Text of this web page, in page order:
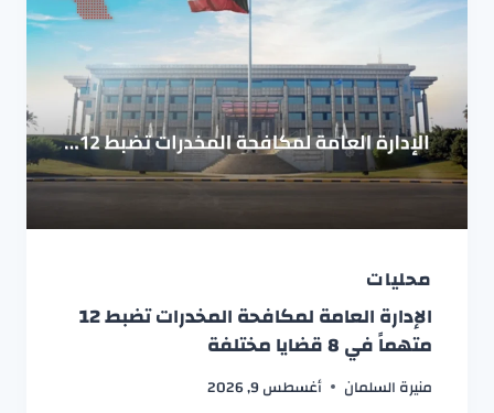
محليات
الإدارة العامة لمكافحة المخدرات تضبط 12
متهماً في 8 قضايا مختلفة
منيرة السلمان أغسطس 9, 2026